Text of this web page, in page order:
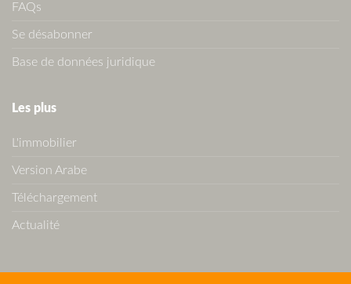
FAQs
Se désabonner
Base de données juridique
Les plus
L'immobilier
Version Arabe
Téléchargement
Actualité